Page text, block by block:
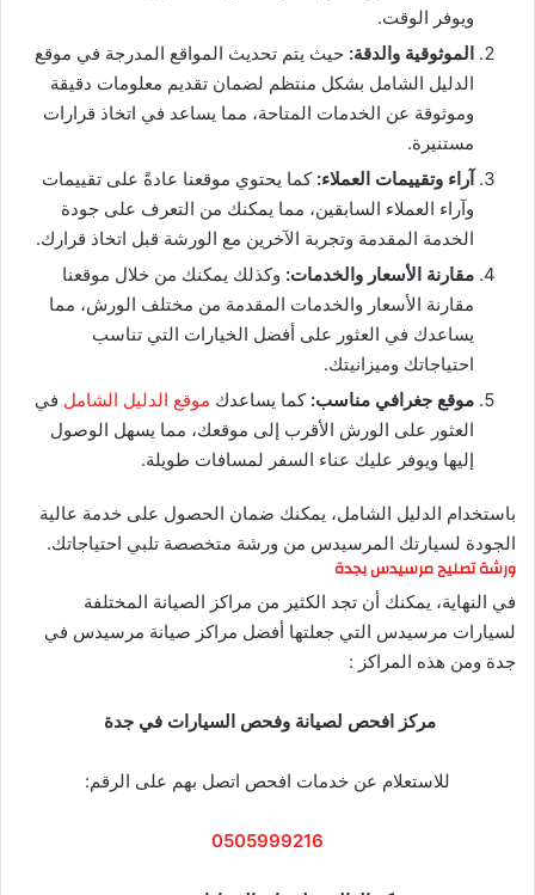
ويوفر الوقت.
الموثوقية والدقة: حيث يتم تحديث المواقع المدرجة في موقع
الدليل الشامل بشكل منتظم لضمان تقديم معلومات دقيقة
وموثوقة عن الخدمات المتاحة، مما يساعد في اتخاذ قرارات
مستنيرة.
آراء وتقييمات العملاء: كما يحتوي موقعنا عادةً على تقييمات
وآراء العملاء السابقين، مما يمكنك من التعرف على جودة
الخدمة المقدمة وتجربة الآخرين مع الورشة قبل اتخاذ قرارك.
مقارنة الأسعار والخدمات: وكذلك يمكنك من خلال موقعنا
مقارنة الأسعار والخدمات المقدمة من مختلف الورش، مما
يساعدك في العثور على أفضل الخيارات التي تناسب
احتياجاتك وميزانيتك.
موقع جغرافي مناسب: كما يساعدك موقع الدليل الشامل في
العثور على الورش الأقرب إلى موقعك، مما يسهل الوصول
إليها ويوفر عليك عناء السفر لمسافات طويلة.
باستخدام الدليل الشامل، يمكنك ضمان الحصول على خدمة عالية
الجودة لسيارتك المرسيدس من ورشة متخصصة تلبي احتياجاتك.
ورشة تصليح مرسيدس بجدة
في النهاية، يمكنك أن تجد الكثير من مراكز الصيانة المختلفة
لسيارات مرسيدس التي جعلتها أفضل مراكز صيانة مرسيدس في
جدة ومن هذه المراكز :
مركز افحص لصيانة وفحص السيارات في جدة
للاستعلام عن خدمات افحص اتصل بهم على الرقم:
0505999216